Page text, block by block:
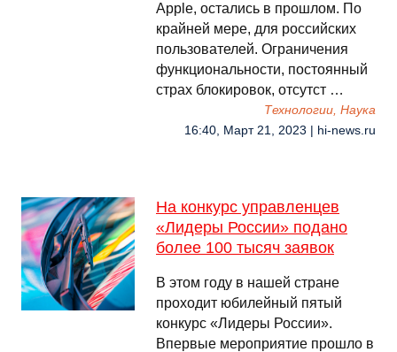
Apple, остались в прошлом. По
крайней мере, для российских
пользователей. Ограничения
функциональности, постоянный
страх блокировок, отсутст …
Технологии, Наука
16:40, Март 21, 2023 | hi-news.ru
На конкурс управленцев
«Лидеры России» подано
более 100 тысяч заявок
В этом году в нашей стране
проходит юбилейный пятый
конкурс «Лидеры России».
Впервые мероприятие прошло в